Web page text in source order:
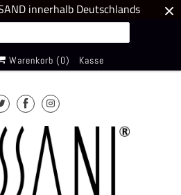
innerhalb Deutschlands
Warenkorb (0) Kasse